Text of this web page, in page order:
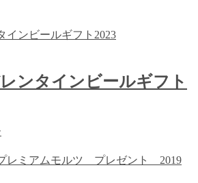
ンタインビールギフト